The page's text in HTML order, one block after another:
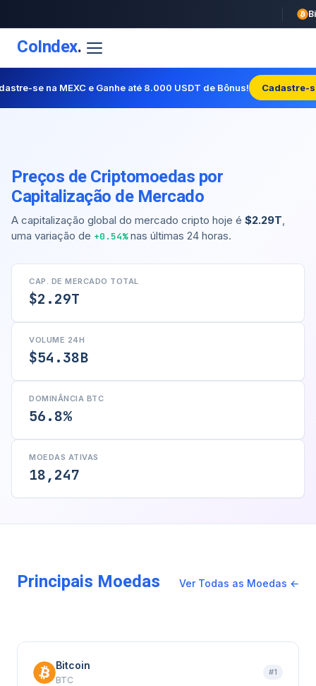
CoIndex.
se na MEXC e Ganhe até 8.000 USDT de Bônus! Cadastre-
Preços de Criptomoedas por
Capitalização de Mercado
A capitalização global do mercado cripto hoje é $2.29T,
uma variação de +0.54%nas últimas 24 horas.
CAP. DE MERCADO TOTAL
$2.29T
VOLUME 24H
$54.38B
DOMINÂNCIA BTC
56.8%
MOEDAS ATIVAS
18,247
Principais Moedas Ver Todas as Moedas ←
Bitcoin
BTC
#1